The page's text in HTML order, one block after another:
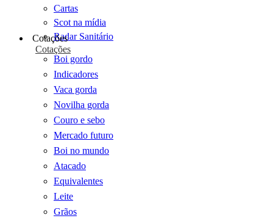
Cartas
Scot na mídia
Radar Sanitário
Cotações
Cotações
Boi gordo
Indicadores
Vaca gorda
Novilha gorda
Couro e sebo
Mercado futuro
Boi no mundo
Atacado
Equivalentes
Leite
Grãos